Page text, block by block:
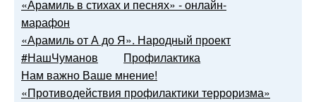
«Арамиль в стихах и песнях» - онлайн-
марафон
«Арамиль от А до Я». Народный проект
#НашЧуманов
Профилактика
Нам важно Ваше мнение!
«Противодействия профилактики терроризма»